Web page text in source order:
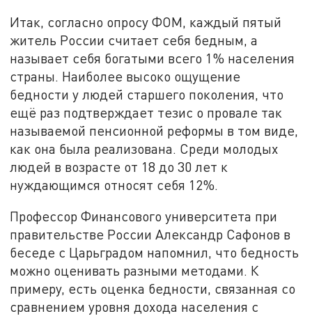
Итак, согласно опросу ФОМ, каждый пятый
житель России считает себя бедным, а
называет себя богатыми всего 1% населения
страны. Наиболее высоко ощущение
бедности у людей старшего поколения, что
ещё раз подтверждает тезис о провале так
называемой пенсионной реформы в том виде,
как она была реализована. Среди молодых
людей в возрасте от 18 до 30 лет к
нуждающимся относят себя 12%.
Профессор Финансового университета при
правительстве России Александр Сафонов в
беседе с Царьградом напомнил, что бедность
можно оценивать разными методами. К
примеру, есть оценка бедности, связанная со
сравнением уровня дохода населения с